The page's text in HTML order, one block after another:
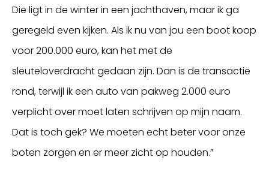
Die ligt in de winter in een jachthaven, maar ik ga
geregeld even kijken. Als ik nu van jou een boot koop
voor 200.000 euro, kan het met de
sleuteloverdracht gedaan zijn. Dan is de transactie
rond, terwijl ik een auto van pakweg 2.000 euro
verplicht over moet laten schrijven op mijn naam.
Dat is toch gek? We moeten echt beter voor onze
boten zorgen en er meer zicht op houden.”